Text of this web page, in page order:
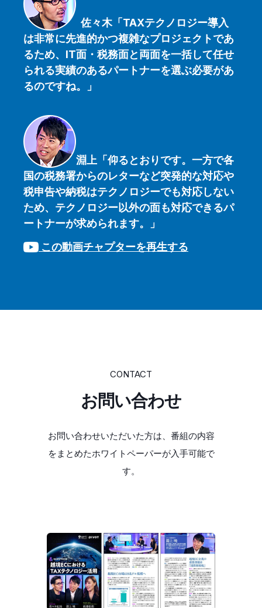
佐々木「TAXテクノロジー導入
は非常に先進的かつ複雑なプロジェクトであ
るため、IT面・税務面と両面を一括して任せ
られる実績のあるパートナーを選ぶ必要があ
るのですね。
」
淵上「仰るとおりです。一方で各
国の税務署からのレターなど突発的な対応や
税申告や納税はテクノロジーでも対応しない
ため、テクノロジー以外の面も対応できるパ
ートナーが求められます。
」
この動画チャプターを再生する
CONTACT
お問い合わせ
お問い合わせいただいた方は、番組の内容
をまとめたホワイトペーパーが入手可能で
す。